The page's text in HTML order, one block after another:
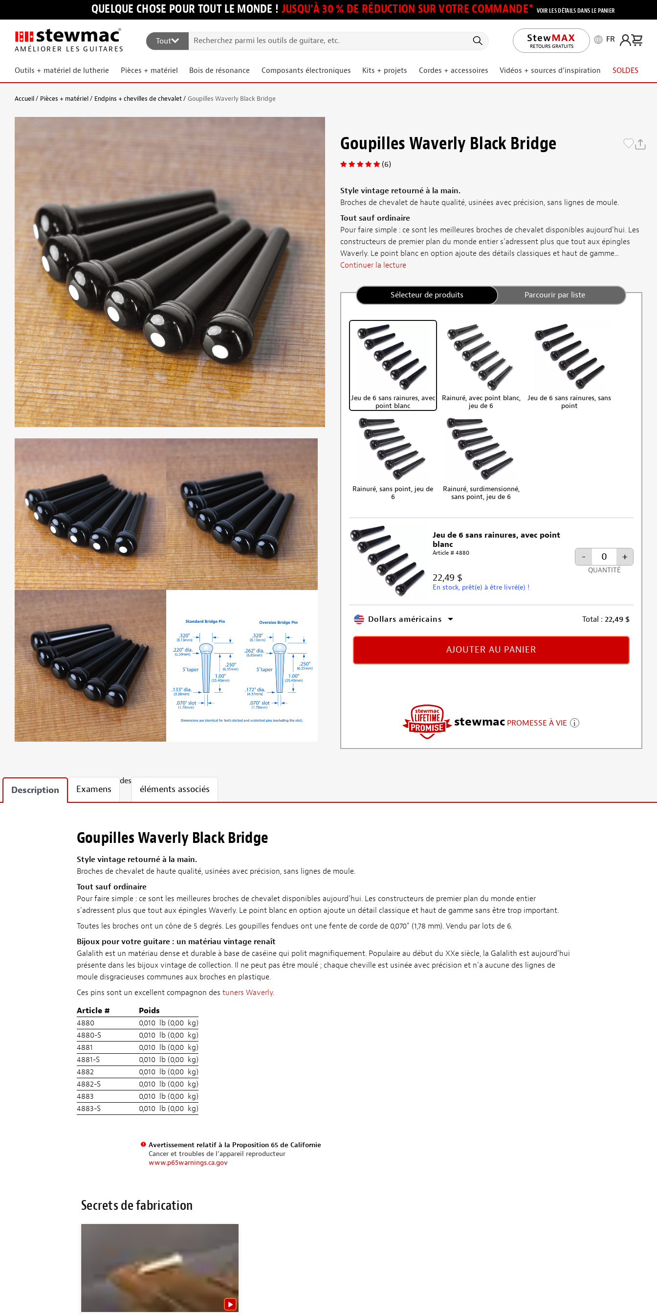
QUELQUE CHOSE POUR TOUT LE MONDE ! JUSQU’À 30 % DE RÉDUCTION SUR VOTRE COMMANDE* VOIR LES DÉTAILS DANS LE PANIER
AMÉLIORER LES GUITARES
Tout
RETOURS GRATUITS
FR
Outils + matériel de lutherie Pièces + matériel Bois de résonance Composants électroniques Kits + projets Cordes + accessoires Vidéos + sources d’inspiration SOLDES
Accueil Pièces + matériel Endpins + chevilles de chevalet Goupilles Waverly Black Bridge
Goupilles Waverly Black Bridge
(6)
Style vintage retourné à la main.
Broches de chevalet de haute qualité, usinées avec précision, sans lignes de moule.
Tout sauf ordinaire
Pour faire simple : ce sont les meilleures broches de chevalet disponibles aujourd’hui. Les
constructeurs de premier plan du monde entier s'adressent plus que tout aux épingles
Waverly. Le point blanc en option ajoute des détails classiques et haut de gamme...
Continuer la lecture
Sélecteur de produits Parcourir par liste
Jeu de 6 sans rainures, avec
point blanc
Rainuré, avec point blanc,
jeu de 6
Jeu de 6 sans rainures, sans
point
Rainuré, sans point, jeu de
6
Rainuré, surdimensionné,
sans point, jeu de 6
Jeu de 6 sans rainures, avec point
blanc
Article # 4880
22,49 $
En stock, prêt(e) à être livré(e) !
- +
QUANTITÉ
Dollars américains Total : 22,49 $
AJOUTER AU PANIER
stewmac PROMESSE À VIE
Description Examens
des
éléments associés
Goupilles Waverly Black Bridge
Style vintage retourné à la main.
Broches de chevalet de haute qualité, usinées avec précision, sans lignes de moule.
Tout sauf ordinaire
Pour faire simple : ce sont les meilleures broches de chevalet disponibles aujourd’hui. Les constructeurs de premier plan du monde entier
s'adressent plus que tout aux épingles Waverly. Le point blanc en option ajoute un détail classique et haut de gamme sans être trop important.
Toutes les broches ont un cône de 5 degrés. Les goupilles fendues ont une fente de corde de 0,070" (1,78 mm). Vendu par lots de 6.
Bijoux pour votre guitare : un matériau vintage renaît
Galalith est un matériau dense et durable à base de caséine qui polit magnifiquement. Populaire au début du XXe siècle, la Galalith est aujourd’hui
présente dans les bijoux vintage de collection. Il ne peut pas être moulé ; chaque cheville est usinée avec précision et n’a aucune des lignes de
moule disgracieuses communes aux broches en plastique.
Ces pins sont un excellent compagnon des tuners Waverly.
Article #
Poids
4880
0,010 lb (0,00 kg)
4880-S
0,010 lb (0,00 kg)
4881
0,010 lb (0,00 kg)
4881-S
0,010 lb (0,00 kg)
4882
0,010 lb (0,00 kg)
4882-S
0,010 lb (0,00 kg)
4883
0,010 lb (0,00 kg)
4883-S
0,010 lb (0,00 kg)
Avertissement relatif à la Proposition 65 de Californie
Cancer et troubles de l’appareil reproducteur
www.p65warnings.ca.gov
Secrets de fabrication